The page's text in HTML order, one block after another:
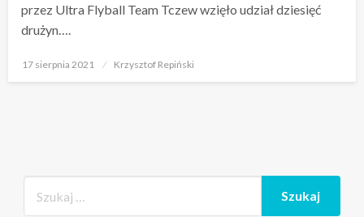
przez Ultra Flyball Team Tczew wzięło udział dziesięć
drużyn….
Opublikowane
17 sierpnia 2021 Krzysztof Repiński